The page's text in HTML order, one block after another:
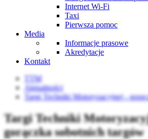
Internet Wi-Fi
Taxi
Pierwsza pomoc
Media
Informacje prasowe
Akredytacje
Kontakt
TTM
Aktualności
Targi Techniki Motoryzacyjnej -
Targi Techniki
gorączka sobotnich targów